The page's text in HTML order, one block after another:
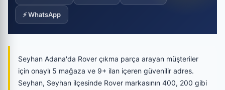
⚡ WhatsApp
Seyhan Adana'da Rover çıkma parça arayan müşteriler
için onaylı 5 mağaza ve 9+ ilan içeren güvenilir adres.
Seyhan, Seyhan ilçesinde Rover markasının 400, 200 gibi